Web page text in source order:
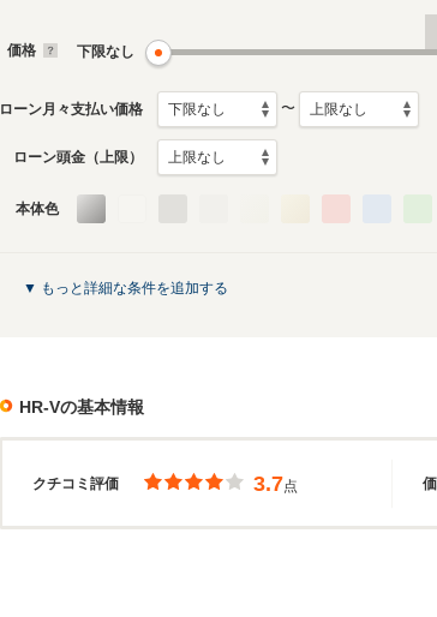
価格 下限なし
ローン月々支払い価格 〜
ローン頭金（上限）
本体色
▼ もっと詳細な条件を追加する
HR-Vの基本情報
クチコミ評価 3.7点